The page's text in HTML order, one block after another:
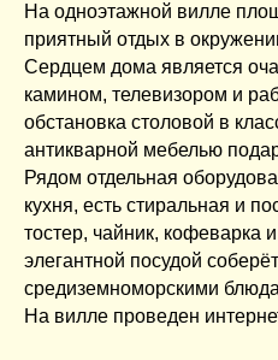
На одноэтажной вилле
приятный отдых в
Сердцем дома является
камином, телевизором и
обстановка столовой в
антикварной мебелью
Рядом отдельная
кухня, есть стиральная и
тостер, чайник, кофеварка
элегантной посудой
средиземноморскими
На вилле проведен